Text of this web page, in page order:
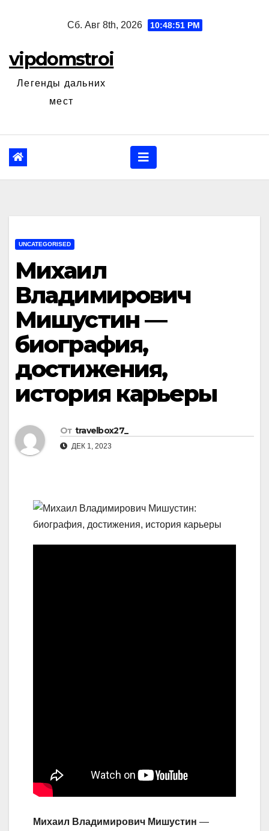
Сб. Авг 8th, 2026 10:48:52 PM
vipdomstroi
Легенды дальних
мест
UNCATEGORISED
Михаил
Владимирович
Мишустин —
биография,
достижения,
история карьеры
От travelbox27_
ДЕК 1, 2023
Михаил Владимирович Мишустин —